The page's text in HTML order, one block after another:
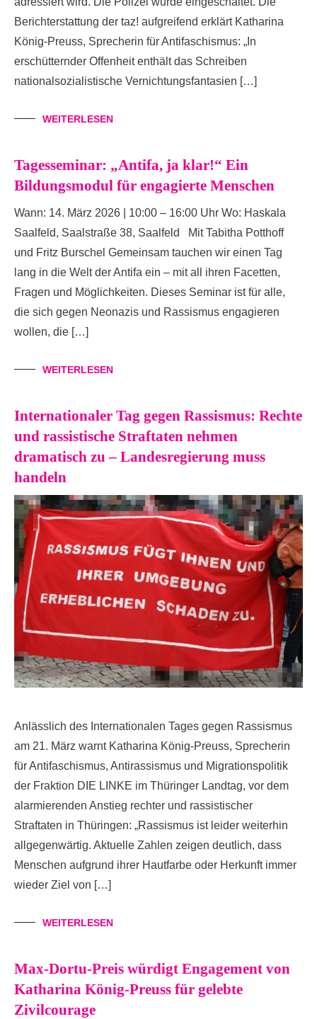
Berichterstattung der taz! aufgreifend erklärt Katharina
König-Preuss, Sprecherin für Antifaschismus: „In
erschütternder Offenheit enthält das Schreiben
nationalsozialistische Vernichtungsfantasien […]
WEITERLESEN
Tagesseminar: „Antifa, ja klar!“ Ein
Bildungsmodul für engagierte Menschen
Wann: 14. März 2026 | 10:00 – 16:00 Uhr Wo: Haskala
Saalfeld, Saalstraße 38, Saalfeld Mit Tabitha Potthoff
und Fritz Burschel Gemeinsam tauchen wir einen Tag
lang in die Welt der Antifa ein – mit all ihren Facetten,
Fragen und Möglichkeiten. Dieses Seminar ist für alle,
die sich gegen Neonazis und Rassismus engagieren
wollen, die […]
WEITERLESEN
Internationaler Tag gegen Rassismus: Rechte
und rassistische Straftaten nehmen
dramatisch zu – Landesregierung muss
handeln
Anlässlich des Internationalen Tages gegen Rassismus
am 21. März warnt Katharina König-Preuss, Sprecherin
für Antifaschismus, Antirassismus und Migrationspolitik
der Fraktion DIE LINKE im Thüringer Landtag, vor dem
alarmierenden Anstieg rechter und rassistischer
Straftaten in Thüringen: „Rassismus ist leider weiterhin
allgegenwärtig. Aktuelle Zahlen zeigen deutlich, dass
Menschen aufgrund ihrer Hautfarbe oder Herkunft immer
wieder Ziel von […]
WEITERLESEN
Max-Dortu-Preis würdigt Engagement von
Katharina König-Preuss für gelebte
Zivilcourage